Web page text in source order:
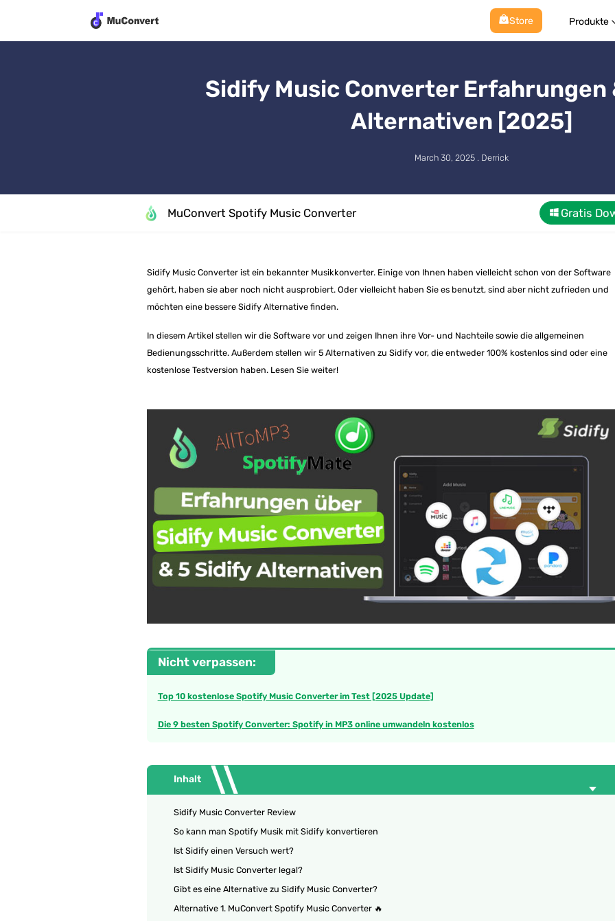
Store Produkte
Sidify Music Converter Erfahrungen
Alternativen [2025]
March 30, 2025 . Derrick
MuConvert Spotify Music Converter Gratis
Sidify Music Converter ist ein bekannter Musikkonverter. Einige von Ihnen haben vielleicht schon von der Software
gehört, haben sie aber noch nicht ausprobiert. Oder vielleicht haben Sie es benutzt, sind aber nicht zufrieden und
möchten eine bessere Sidify Alternative finden.
In diesem Artikel stellen wir die Software vor und zeigen Ihnen ihre Vor- und Nachteile sowie die allgemeinen
Bedienungsschritte. Außerdem stellen wir 5 Alternativen zu Sidify vor, die entweder 100% kostenlos sind oder eine
kostenlose Testversion haben. Lesen Sie weiter!
Nicht verpassen:
Top 10 kostenlose Spotify Music Converter im Test [2025 Update]
Die 9 besten Spotify Converter: Spotify in MP3 online umwandeln kostenlos
Inhalt
Sidify Music Converter Review
So kann man Spotify Musik mit Sidify konvertieren
Ist Sidify einen Versuch wert?
Ist Sidify Music Converter legal?
Gibt es eine Alternative zu Sidify Music Converter?
Alternative 1. MuConvert Spotify Music Converter 🔥